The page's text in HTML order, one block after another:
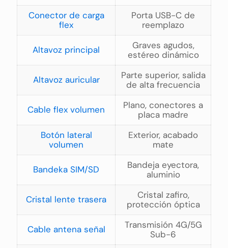
Conector de carga
flex
Porta USB-C de
reemplazo
Altavoz principal
Graves agudos,
estéreo dinámico
Altavoz auricular
Parte superior, salida
de alta frecuencia
Cable flex volumen
Plano, conectores a
placa madre
Botón lateral
volumen
Exterior, acabado
mate
Bandeka SIM/SD
Bandeja eyectora,
aluminio
Cristal lente trasera
Cristal zafiro,
protección óptica
Cable antena señal
Transmisión 4G/5G
Sub-6